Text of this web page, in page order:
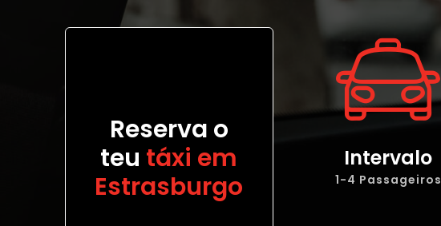
Reserva o
teu táxi em
Estrasburgo
Intervalo
1-4 Passageiros